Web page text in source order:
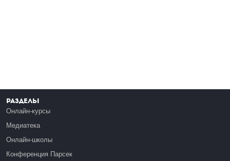
Разделы
Онлайн-курсы
Медиатека
Онлайн-школы
Конференция Парсек